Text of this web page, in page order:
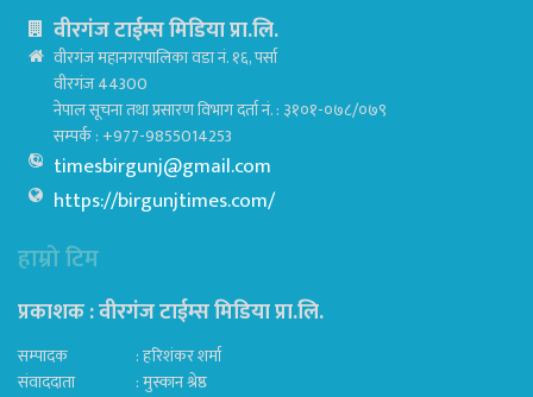
वीरगंज टाईम्स मिडिया प्रा.लि.
वीरगंज महानगरपालिका वडा नं. १६, पर्सा
वीरगंज 44300
नेपाल सूचना तथा प्रसारण विभाग दर्ता नं. : ३१०१-०७८/०७९
सम्पर्क : +977-9855014253
timesbirgunj@gmail.com
https://birgunjtimes.com/
हाम्रो टिम
प्रकाशक : वीरगंज टाईम्स मिडिया प्रा‍.लि.
सम्पादक : हरिशंकर शर्मा
संवाददाता : मुस्कान श्रेष्ठ